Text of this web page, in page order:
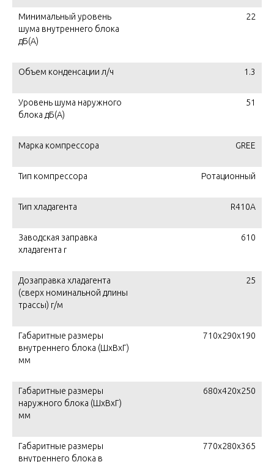
Минимальный уровень
шума внутреннего блока
дБ(А)
22
Объем конденсации л/ч 1.3
Уровень шума наружного
блока дБ(А)
51
Марка компрессора GREE
Тип компрессора Ротационный
Тип хладагента R410A
Заводская заправка
хладагента r
610
Дозаправка хладагента
(сверх номинальной длины
трассы) г/м
25
Габаритные размеры
внутреннего блока (ШxВxГ)
мм
710x290x190
Габаритные размеры
наружного блока (ШxВxГ)
мм
680x420x250
Габаритные размеры
внутреннего блока в
770x280x365